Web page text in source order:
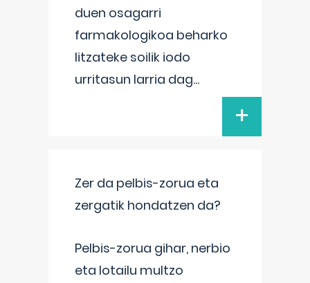
duen osagarri
farmakologikoa beharko
litzateke soilik iodo
urritasun larria dag...
+
Zer da pelbis-zorua eta
zergatik hondatzen da?
Pelbis-zorua gihar, nerbio
eta lotailu multzo